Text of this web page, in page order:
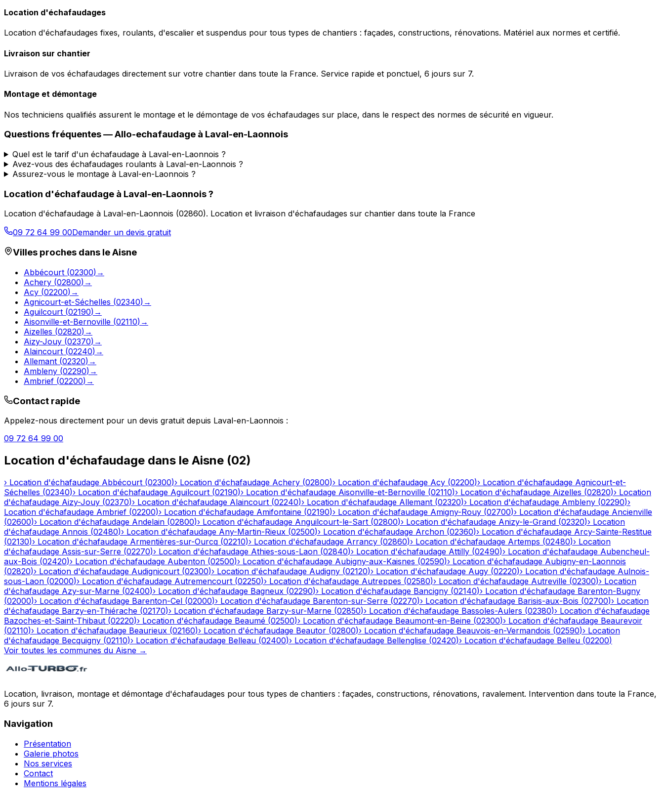
Location d'échafaudages
Location d'échafaudages fixes, roulants, d'escalier et suspendus pour tous types de chantiers : façades, constructions, rénovations. Matériel aux normes et certifié.
Livraison sur chantier
Livraison de vos échafaudages directement sur votre chantier dans toute la France. Service rapide et ponctuel, 6 jours sur 7.
Montage et démontage
Nos techniciens qualifiés assurent le montage et le démontage de vos échafaudages sur place, dans le respect des normes de sécurité en vigueur.
Questions fréquentes —Allo-echafaudage à Laval-en-Laonnois
Quel est le tarif d'un échafaudage à Laval-en-Laonnois ?
Avez-vous des échafaudages roulants à Laval-en-Laonnois ?
Assurez-vous le montage à Laval-en-Laonnois ?
Location d'échafaudage à Laval-en-Laonnois?
Location d'échafaudage à Laval-en-Laonnois (02860). Location et livraison d'échafaudages sur chantier dans toute la France
09 72 64 99 00Demander un devis gratuit
Villes proches dans leAisne
Abbécourt (02300) →
Achery (02800) →
Acy (02200) →
Agnicourt-et-Séchelles (02340) →
Aguilcourt (02190) →
Aisonville-et-Bernoville (02110) →
Aizelles (02820) →
Aizy-Jouy (02370) →
Alaincourt (02240) →
Allemant (02320) →
Ambleny (02290) →
Ambrief (02200) →
Contact rapide
Appelez-nous directement pour un devis gratuit depuis Laval-en-Laonnois :
09 72 64 99 00
Location d'échafaudage dans le Aisne (02)
› Location d'échafaudage Abbécourt (02300)› Location d'échafaudage Achery (02800)› Location d'échafaudage Acy (02200)› Location d'échafaudage Agnicourt-et-
Séchelles (02340)› Location d'échafaudage Aguilcourt (02190)› Location d'échafaudage Aisonville-et-Bernoville (02110)› Location d'échafaudage Aizelles (02820)› Location
d'échafaudage Aizy-Jouy (02370)› Location d'échafaudage Alaincourt (02240)› Location d'échafaudage Allemant (02320)› Location d'échafaudage Ambleny (02290)›
Location d'échafaudage Ambrief (02200)› Location d'échafaudage Amifontaine (02190)› Location d'échafaudage Amigny-Rouy (02700)› Location d'échafaudage Ancienville
(02600)› Location d'échafaudage Andelain (02800)› Location d'échafaudage Anguilcourt-le-Sart (02800)› Location d'échafaudage Anizy-le-Grand (02320)› Location
d'échafaudage Annois (02480)› Location d'échafaudage Any-Martin-Rieux (02500)› Location d'échafaudage Archon (02360)› Location d'échafaudage Arcy-Sainte-Restitue
(02130)› Location d'échafaudage Armentières-sur-Ourcq (02210)› Location d'échafaudage Arrancy (02860)› Location d'échafaudage Artemps (02480)› Location
d'échafaudage Assis-sur-Serre (02270)› Location d'échafaudage Athies-sous-Laon (02840)› Location d'échafaudage Attilly (02490)› Location d'échafaudage Aubencheul-
aux-Bois (02420)› Location d'échafaudage Aubenton (02500)› Location d'échafaudage Aubigny-aux-Kaisnes (02590)› Location d'échafaudage Aubigny-en-Laonnois
(02820)› Location d'échafaudage Audignicourt (02300)› Location d'échafaudage Audigny (02120)› Location d'échafaudage Augy (02220)› Location d'échafaudage Aulnois-
sous-Laon (02000)› Location d'échafaudage Autremencourt (02250)› Location d'échafaudage Autreppes (02580)› Location d'échafaudage Autreville (02300)› Location
d'échafaudage Azy-sur-Marne (02400)› Location d'échafaudage Bagneux (02290)› Location d'échafaudage Bancigny (02140)› Location d'échafaudage Barenton-Bugny
(02000)› Location d'échafaudage Barenton-Cel (02000)› Location d'échafaudage Barenton-sur-Serre (02270)› Location d'échafaudage Barisis-aux-Bois (02700)› Location
d'échafaudage Barzy-en-Thiérache (02170)› Location d'échafaudage Barzy-sur-Marne (02850)› Location d'échafaudage Bassoles-Aulers (02380)› Location d'échafaudage
Bazoches-et-Saint-Thibaut (02220)› Location d'échafaudage Beaumé (02500)› Location d'échafaudage Beaumont-en-Beine (02300)› Location d'échafaudage Beaurevoir
(02110)› Location d'échafaudage Beaurieux (02160)› Location d'échafaudage Beautor (02800)› Location d'échafaudage Beauvois-en-Vermandois (02590)› Location
d'échafaudage Becquigny (02110)› Location d'échafaudage Belleau (02400)› Location d'échafaudage Bellenglise (02420)› Location d'échafaudage Belleu (02200)
Voir toutes les communes du Aisne →
Location, livraison, montage et démontage d'échafaudages pour tous types de chantiers : façades, constructions, rénovations, ravalement. Intervention dans toute la France,
6 jours sur 7.
Navigation
Présentation
Galerie photos
Nos services
Contact
Mentions légales